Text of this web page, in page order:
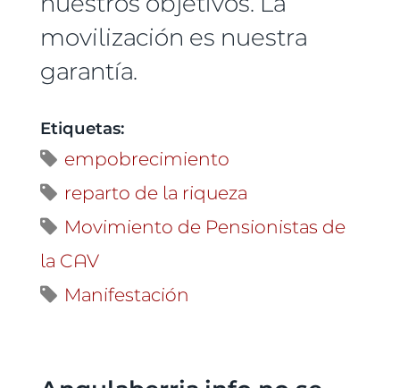
movilización es nuestra
garantía.
Etiquetas:
empobrecimiento
reparto de la riqueza
Movimiento de Pensionistas de
la CAV
Manifestación